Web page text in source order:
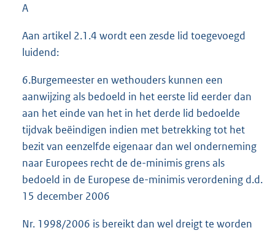
A
Aan artikel 2.1.4 wordt een zesde lid toegevoegd
luidend:
6.Burgemeester en wethouders kunnen een
aanwijzing als bedoeld in het eerste lid eerder dan
aan het einde van het in het derde lid bedoelde
tijdvak beëindigen indien met betrekking tot het
bezit van eenzelfde eigenaar dan wel onderneming
naar Europees recht de de-minimis grens als
bedoeld in de Europese de-minimis verordening d.d.
15 december 2006
Nr. 1998/2006 is bereikt dan wel dreigt te worden